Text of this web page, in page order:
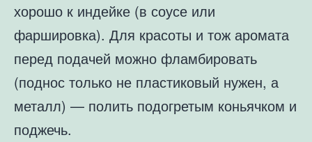
хорошо к индейке (в соусе или
фаршировка). Для красоты и тож аромата
перед подачей можно фламбировать
(поднос только не пластиковый нужен, а
металл) — полить подогретым коньячком и
поджечь.